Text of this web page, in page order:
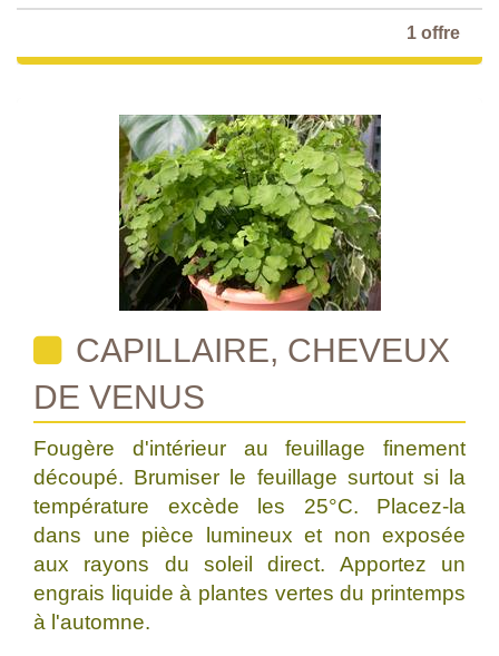
1 offre
CAPILLAIRE, CHEVEUX
DE VENUS
Fougère d'intérieur au feuillage finement
découpé. Brumiser le feuillage surtout si la
température excède les 25°C. Placez-la
dans une pièce lumineux et non exposée
aux rayons du soleil direct. Apportez un
engrais liquide à plantes vertes du printemps
à l'automne.